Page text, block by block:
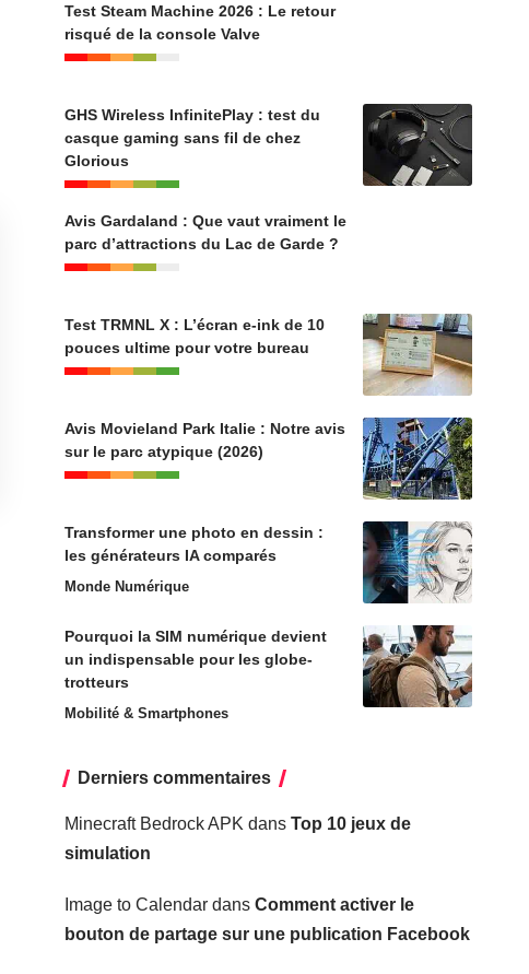
Test Steam Machine 2026 : Le retour
risqué de la console Valve
GHS Wireless InfinitePlay : test du
casque gaming sans fil de chez
Glorious
Avis Gardaland : Que vaut vraiment le
parc d’attractions du Lac de Garde ?
Test TRMNL X : L’écran e-ink de 10
pouces ultime pour votre bureau
Avis Movieland Park Italie : Notre avis
sur le parc atypique (2026)
Transformer une photo en dessin :
les générateurs IA comparés
Monde Numérique
Pourquoi la SIM numérique devient
un indispensable pour les globe-
trotteurs
Mobilité & Smartphones
Derniers commentaires
Minecraft Bedrock APK dans Top 10 jeux de
simulation
Image to Calendardans Comment activer le
bouton de partage sur une publication Facebook